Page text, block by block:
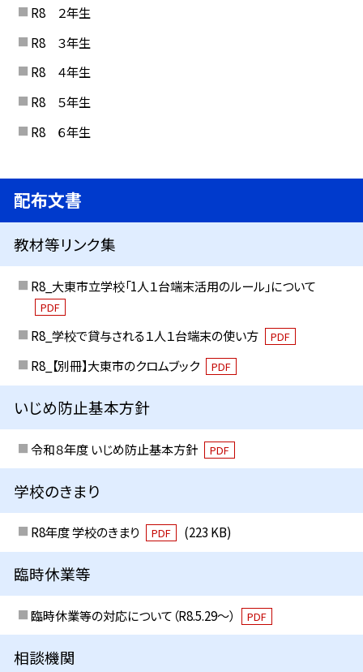
R8 ２年生
R8 ３年生
R8 ４年生
R8 ５年生
R8 ６年生
配布文書
教材等リンク集
R8_大東市立学校「1人１台端末活用のルール」について
PDF
R8_学校で貸与される１人１台端末の使い方 PDF
R8_【別冊】大東市のクロムブック PDF
いじめ防止基本方針
令和８年度 いじめ防止基本方針 PDF
学校のきまり
R8年度 学校のきまり PDF (223 KB)
臨時休業等
臨時休業等の対応について（R8.5.29～） PDF
相談機関